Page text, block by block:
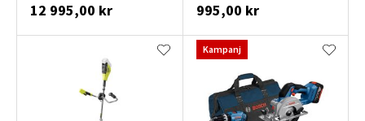
12 995,00 kr 995,00 kr
Kampanj